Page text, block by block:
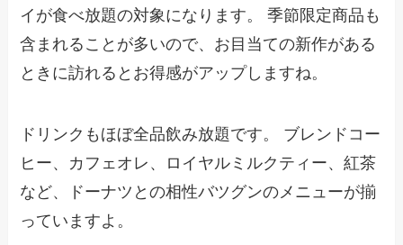
イが食べ放題の対象になります。 季節限定商品も
含まれることが多いので、お目当ての新作がある
ときに訪れるとお得感がアップしますね。
ドリンクもほぼ全品飲み放題です。 ブレンドコー
ヒー、カフェオレ、ロイヤルミルクティー、紅茶
など、ドーナツとの相性バツグンのメニューが揃
っていますよ。